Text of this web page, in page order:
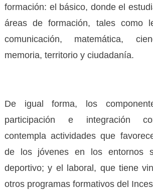
formación: el básico, donde el
áreas de formación, tales como
comunicación, matemática,
memoria, territorio y ciudadanía.
De igual forma, los
participación e integración
contempla actividades que
de los jóvenes en los entornos
deportivo; y el laboral, que tiene
otros programas formativos del